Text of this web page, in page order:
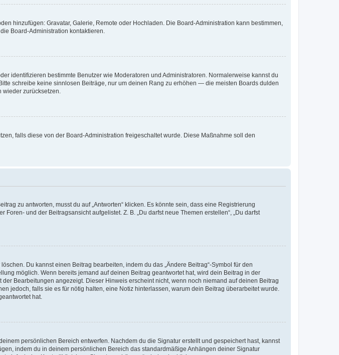
hinzufügen: Gravatar, Galerie, Remote oder Hochladen. Die Board-Administration kann bestimmen,
Board-Administration kontaktieren.
identifizieren bestimmte Benutzer wie Moderatoren und Administratoren. Normalerweise kannst du
schreibe keine sinnlosen Beiträge, nur um deinen Rang zu erhöhen — die meisten Boards dulden
wieder zurücksetzen.
falls diese von der Board-Administration freigeschaltet wurde. Diese Maßnahme soll den
zu antworten, musst du auf „Antworten“ klicken. Es könnte sein, dass eine Registrierung
und der Beitragsansicht aufgelistet. Z. B. „Du darfst neue Themen erstellen“, „Du darfst
Du kannst einen Beitrag bearbeiten, indem du das „Ändere Beitrag“-Symbol für den
möglich. Wenn bereits jemand auf deinen Beitrag geantwortet hat, wird dein Beitrag in der
Bearbeitungen angezeigt. Dieser Hinweis erscheint nicht, wenn noch niemand auf deinen Beitrag
jedoch, falls sie es für nötig halten, eine Notiz hinterlassen, warum dein Beitrag überarbeitet wurde.
hat.
persönlichen Bereich entwerfen. Nachdem du die Signatur erstellt und gespeichert hast, kannst
indem du in deinem persönlichen Bereich das standardmäßige Anhängen deiner Signatur